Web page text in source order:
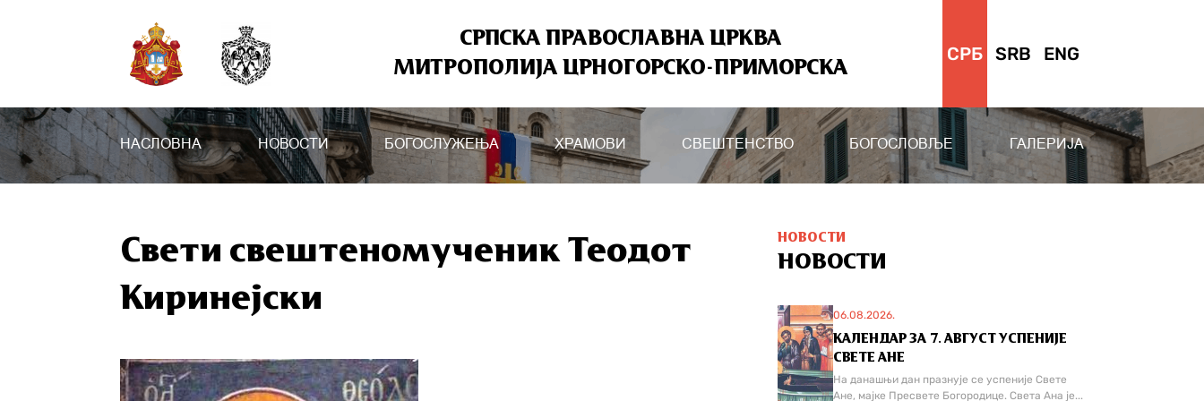
СРПСКА ПРАВОСЛАВНА ЦРКВА
МИТРОПОЛИЈА ЦРНОГОРСКО-ПРИМОРСКА
СРБ SRB ENG
НАСЛОВНА НОВОСТИ БОГОСЛУЖЕЊА ХРАМОВИ СВЕШТЕНСТВО БОГОСЛОВЉЕ ГАЛЕРИЈА
Свети свештеномученик Теодот
Киринејски
НОВОСТИ
НОВОСТИ
06.08.2026.
КАЛЕНДАР ЗА 7. АВГУСТ УСПЕНИЈЕ
СВЕТЕ АНЕ
На данашњи дан празнује се успеније Свете
Ане, мајке Пресвете Богородице. Света Ана је...